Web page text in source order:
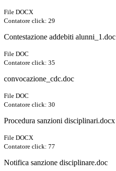
File DOCX
Contatore click: 29
Contestazione addebiti alunni_1.doc
File DOC
Contatore click: 35
convocazione_cdc.doc
File DOC
Contatore click: 30
Procedura sanzioni disciplinari.docx
File DOCX
Contatore click: 77
Notifica sanzione disciplinare.doc